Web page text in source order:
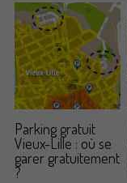
Parking gratuit
Vieux-Lille : où se
garer gratuitement
?